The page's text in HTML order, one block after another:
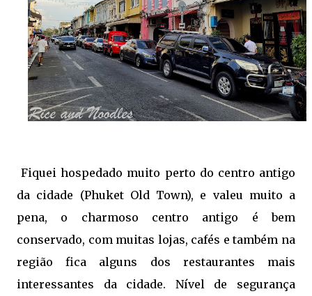
Fiquei hospedado muito perto do centro antigo
da cidade (Phuket Old Town), e valeu muito a
pena, o charmoso centro antigo é bem
conservado, com muitas lojas, cafés e também na
região fica alguns dos restaurantes mais
interessantes da cidade. Nível de segurança